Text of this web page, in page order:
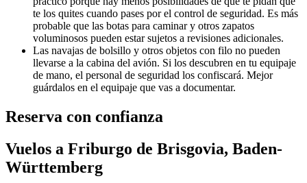
te los quites cuando pases por el control de seguridad. Es más
probable que las botas para caminar y otros zapatos
voluminosos pueden estar sujetos a revisiones adicionales.
Las navajas de bolsillo y otros objetos con filo no pueden
llevarse a la cabina del avión. Si los descubren en tu equipaje
de mano, el personal de seguridad los confiscará. Mejor
guárdalos en el equipaje que vas a documentar.
Reserva con confianza
Vuelos a Friburgo de Brisgovia, Baden-
Württemberg